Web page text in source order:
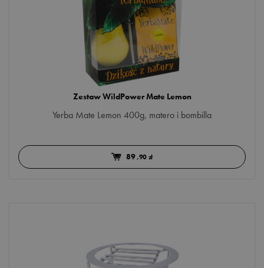
Zestaw WildPower Mate Lemon
Yerba Mate Lemon 400g, matero i bombilla
89,90 zł